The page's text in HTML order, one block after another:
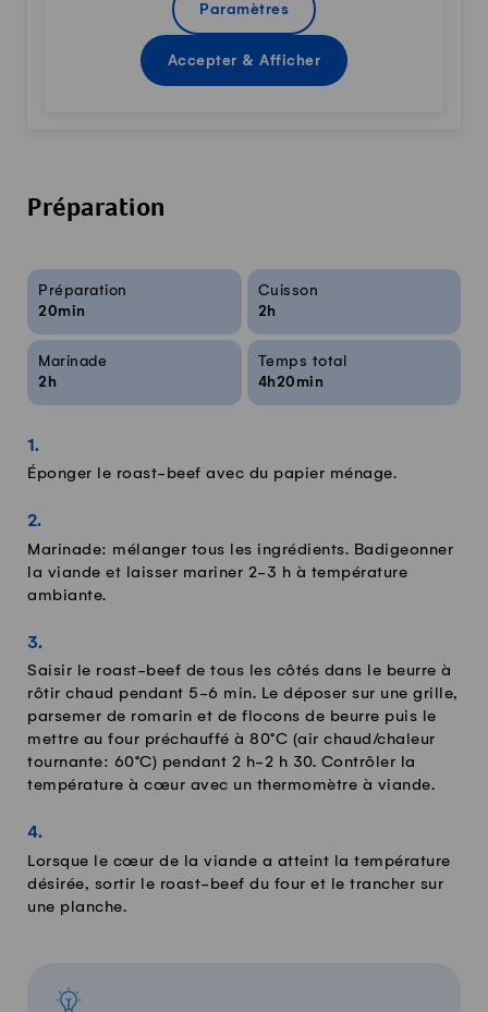
Paramètres
Accepter & Afficher
Préparation
Infos sur la recette
Préparation
20min
Cuisson
2h
Marinade
2h
Temps total
4h20min
Éponger le roast-beef avec du papier ménage.
Marinade: mélanger tous les ingrédients. Badigeonner
la viande et laisser mariner 2-3 h à température
ambiante.
Saisir le roast-beef de tous les côtés dans le beurre à
rôtir chaud pendant 5-6 min. Le déposer sur une grille,
parsemer de romarin et de flocons de beurre puis le
mettre au four préchauffé à 80°C (air chaud/chaleur
tournante: 60°C) pendant 2 h-2 h 30. Contrôler la
température à cœur avec un thermomètre à viande.
Lorsque le cœur de la viande a atteint la température
désirée, sortir le roast-beef du four et le trancher sur
une planche.